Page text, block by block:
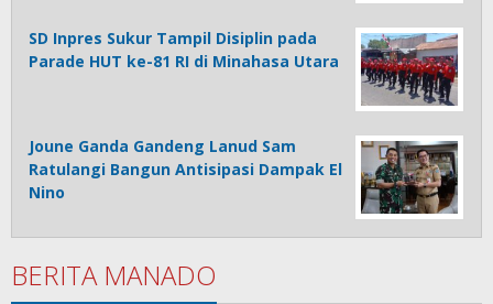
SD Inpres Sukur Tampil Disiplin pada
Parade HUT ke-81 RI di Minahasa Utara
Joune Ganda Gandeng Lanud Sam
Ratulangi Bangun Antisipasi Dampak El
Nino
BERITA MANADO